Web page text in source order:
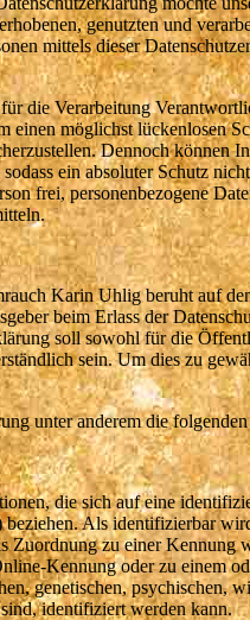
genutzten und
mittels dieser
die Verarbeitung
einen möglichst lückenlosen
Dennoch können
ein absoluter Schutz
frei, personenbezogene
Karin Uhlig beruht auf
beim Erlass der
soll sowohl für die
sein. Um dies zu
unter anderem die
die sich auf eine
Als identifizierbar
Zuordnung zu einer Kennung
Kennung oder zu einem
genetischen, psychischen,
identifiziert werden kann.